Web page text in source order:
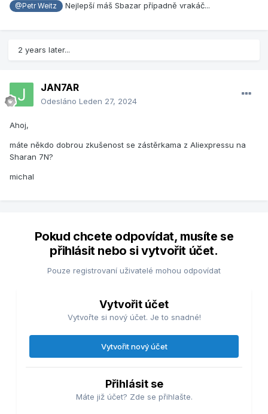
@Petr Weitz Nejlepší máš Sbazar případně vrakáč...
2 years later...
JAN7AR
Odesláno Leden 27, 2024
Ahoj,
máte někdo dobrou zkušenost se zástěrkama z Aliexpressu na
Sharan 7N?
michal
Pokud chcete odpovídat, musíte se
přihlásit nebo si vytvořit účet.
Pouze registrovaní uživatelé mohou odpovídat
Vytvořit účet
Vytvořte si nový účet. Je to snadné!
Vytvořit nový účet
Přihlásit se
Máte již účet? Zde se přihlašte.